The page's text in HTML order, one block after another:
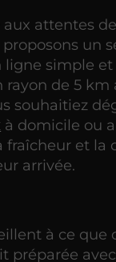
attentes
un
simple et
rayon de 5 km
souhaitiez
à domicile ou
fraîcheur et la
arrivée.
à ce que
préparée